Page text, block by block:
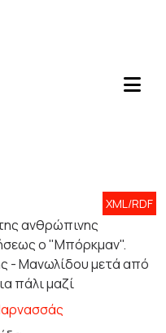
XML/RDF
ανθρώπινης
ο "Μπόρκμαν".
- Μανωλίδου μετά από
πάλι μαζί